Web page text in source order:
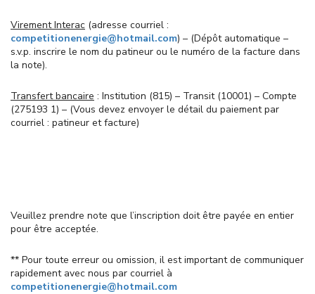
Virement Interac (adresse courriel :
competitionenergie@hotmail.com) – (Dépôt automatique –
s.v.p. inscrire le nom du patineur ou le numéro de la facture dans
la note).
Transfert bancaire : Institution (815) – Transit (10001) – Compte
(275193 1) – (Vous devez envoyer le détail du paiement par
courriel : patineur et facture)
Veuillez prendre note que l’inscription doit être payée en entier
pour être acceptée.
** Pour toute erreur ou omission, il est important de communiquer
rapidement avec nous par courriel à
competitionenergie@hotmail.com